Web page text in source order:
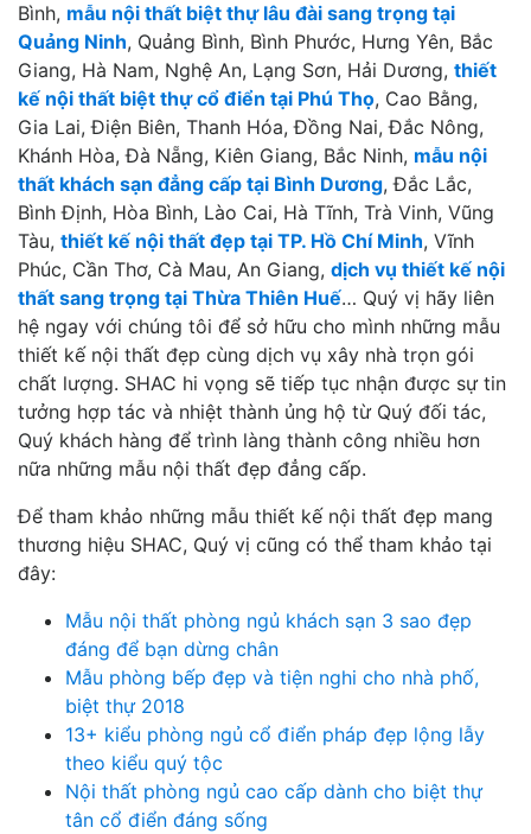
Bình, mẫu nội thất biệt thự lâu đài sang trọng tại
Quảng Ninh, Quảng Bình, Bình Phước, Hưng Yên, Bắc
Giang, Hà Nam, Nghệ An, Lạng Sơn, Hải Dương, thiết
kế nội thất biệt thự cổ điển tại Phú Thọ, Cao Bằng,
Gia Lai, Điện Biên, Thanh Hóa, Đồng Nai, Đắc Nông,
Khánh Hòa, Đà Nẵng, Kiên Giang, Bắc Ninh, mẫu nội
thất khách sạn đẳng cấp tại Bình Dương, Đắc Lắc,
Bình Định, Hòa Bình, Lào Cai, Hà Tĩnh, Trà Vinh, Vũng
Tàu, thiết kế nội thất đẹp tại TP. Hồ Chí Minh, Vĩnh
Phúc, Cần Thơ, Cà Mau, An Giang, dịch vụ thiết kế nội
thất sang trọng tại Thừa Thiên Huế… Quý vị hãy liên
hệ ngay với chúng tôi để sở hữu cho mình những mẫu
thiết kế nội thất đẹp cùng dịch vụ xây nhà trọn gói
chất lượng. SHAC hi vọng sẽ tiếp tục nhận được sự tin
tưởng hợp tác và nhiệt thành ủng hộ từ Quý đối tác,
Quý khách hàng để trình làng thành công nhiều hơn
nữa những mẫu nội thất đẹp đẳng cấp.
Để tham khảo những mẫu thiết kế nội thất đẹp mang
thương hiệu SHAC, Quý vị cũng có thể tham khảo tại
đây:
Mẫu nội thất phòng ngủ khách sạn 3 sao đẹp
đáng để bạn dừng chân
Mẫu phòng bếp đẹp và tiện nghi cho nhà phố,
biệt thự 2018
13+ kiểu phòng ngủ cổ điển pháp đẹp lộng lẫy
theo kiểu quý tộc
Nội thất phòng ngủ cao cấp dành cho biệt thự
tân cổ điển đáng sống